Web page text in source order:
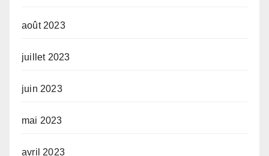
août 2023
juillet 2023
juin 2023
mai 2023
avril 2023